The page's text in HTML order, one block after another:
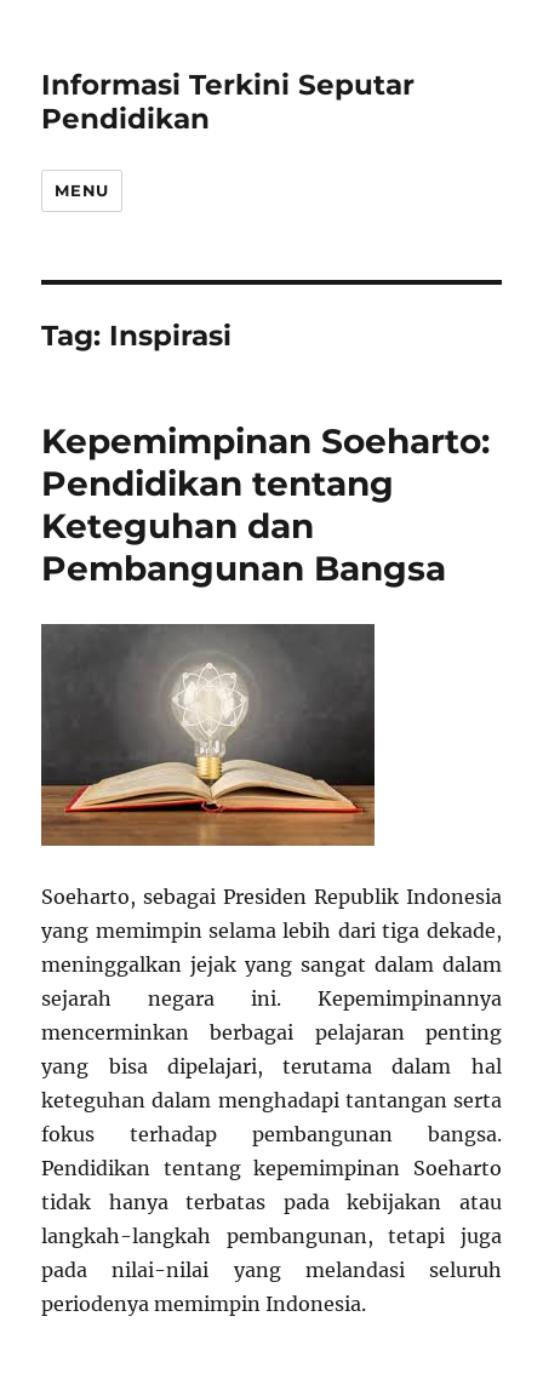
Informasi Terkini Seputar
Pendidikan
MENU
Tag: Inspirasi
Kepemimpinan Soeharto:
Pendidikan tentang
Keteguhan dan
Pembangunan Bangsa
Soeharto, sebagai Presiden Republik Indonesia
yang memimpin selama lebih dari tiga dekade,
meninggalkan jejak yang sangat dalam dalam
sejarah negara ini. Kepemimpinannya
mencerminkan berbagai pelajaran penting
yang bisa dipelajari, terutama dalam hal
keteguhan dalam menghadapi tantangan serta
fokus terhadap pembangunan bangsa.
Pendidikan tentang kepemimpinan Soeharto
tidak hanya terbatas pada kebijakan atau
langkah-langkah pembangunan, tetapi juga
pada nilai-nilai yang melandasi seluruh
periodenya memimpin Indonesia.